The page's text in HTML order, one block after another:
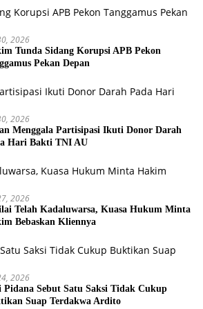
2026
Tunda Sidang Korupsi APB Pekon
Pekan Depan
2026
Menggala Partisipasi Ikuti Donor Darah
Hari Bakti TNI AU
2026
Telah Kadaluwarsa, Kuasa Hukum Minta
Bebaskan Kliennya
2026
Pidana Sebut Satu Saksi Tidak Cukup
Suap Terdakwa Ardito